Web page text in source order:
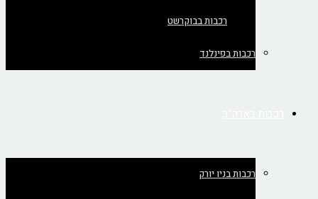
רכבות בבוקרשט
רכבות בפינלנד
רכבות בניו יורק